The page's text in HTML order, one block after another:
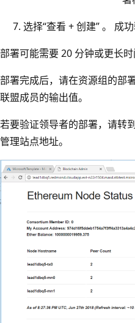
选择“查看 + 创建” 。 成
部署可能需要 20 分钟或更长时
部署完成后，请在资源组的部
联盟成员的输出值。
若要验证领导者的部署，请转
管理站点地址。